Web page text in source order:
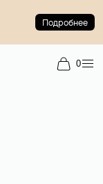
Подробнее
0